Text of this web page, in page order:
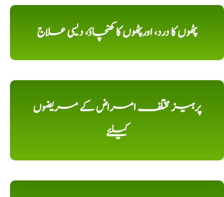
پٹھوں کا درد، اورپٹھوں کا کھنچاؤ، دیسی علاج
پرہیز مختلف امراض کے مریضوں
کیلئے